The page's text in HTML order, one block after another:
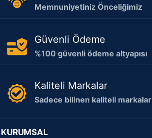
Memnuniyetiniz Önceliğimiz
Güvenli Ödeme
%100 güvenli ödeme altyapısı
Kaliteli Markalar
Sadece bilinen kaliteli markalar
KURUMSAL